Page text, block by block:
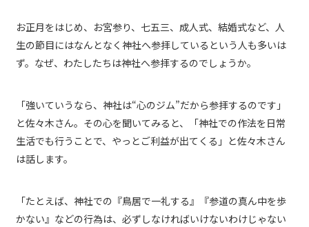
お正月をはじめ、お宮参り、七五三、成人式、結婚式など、人
生の節目にはなんとなく神社へ参拝しているという人も多いは
ず。なぜ、わたしたちは神社へ参拝するのでしょうか。
「強いていうなら、神社は“心のジム”だから参拝するのです」
と佐々木さん。その心を聞いてみると、「神社での作法を日常
生活でも行うことで、やっとご利益が出てくる」と佐々木さん
は話します。
「たとえば、神社での『鳥居で一礼する』『参道の真ん中を歩
かない』などの行為は、必ずしなければいけないわけじゃない